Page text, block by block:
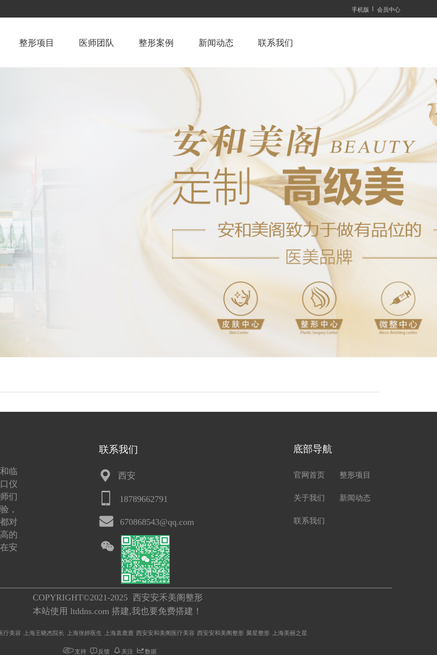
手机版 会员中心
整形项目 医师团队 整形案例 新闻动态 联系我们
临
仪
们
，
对
的
安
联系我们
西安
18789662791
670868543@qq.com
底部导航
官网首页 整形项目
关于我们 新闻动态
联系我们
COPYRIGHT©2021-2025  西安安禾美阁整形
本站使用 ltddns.com 搭建,我也要免费搭建！
疗美容 上海王晓杰院长 上海张婷医生 上海袁鹿鹿 西安安和美阁医疗美容 西安安和美阁整形 聚星整形 上海美丽之星
支持 反馈 关注 数据